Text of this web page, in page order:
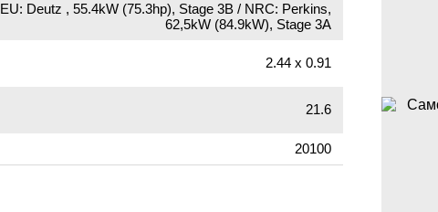
EU: Deutz , 55.4kW (75.3hp), Stage 3B / NRC: Perkins,
62,5kW (84.9kW), Stage 3A
2.44 х 0.91
21.6
20100